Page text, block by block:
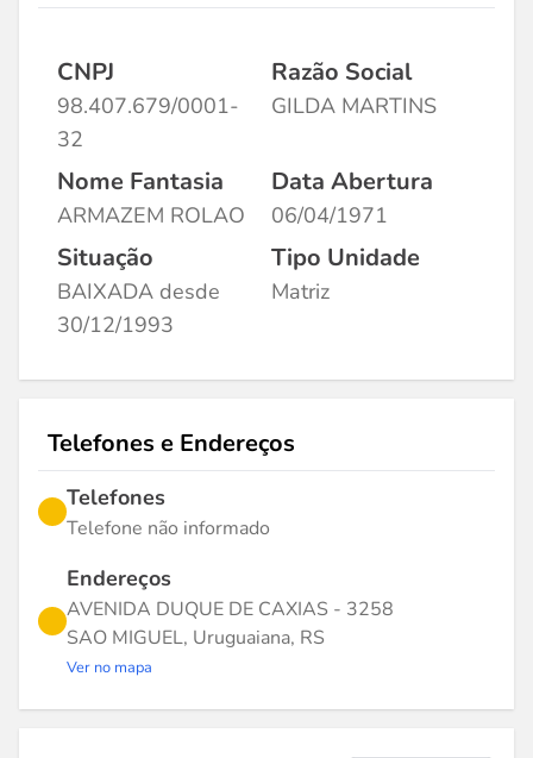
CNPJ
98.407.679/0001-
32
Razão Social
GILDA MARTINS
Nome Fantasia
ARMAZEM ROLAO
Data Abertura
06/04/1971
Situação
BAIXADA desde
30/12/1993
Tipo Unidade
Matriz
Telefones e Endereços
Telefones
Telefone não informado
Endereços
AVENIDA DUQUE DE CAXIAS - 3258
SAO MIGUEL, Uruguaiana, RS
Ver no mapa